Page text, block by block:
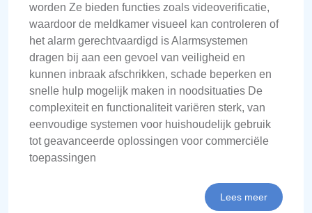
worden Ze bieden functies zoals videoverificatie,
waardoor de meldkamer visueel kan controleren of
het alarm gerechtvaardigd is Alarmsystemen
dragen bij aan een gevoel van veiligheid en
kunnen inbraak afschrikken, schade beperken en
snelle hulp mogelijk maken in noodsituaties De
complexiteit en functionaliteit variëren sterk, van
eenvoudige systemen voor huishoudelijk gebruik
tot geavanceerde oplossingen voor commerciële
toepassingen
Lees meer